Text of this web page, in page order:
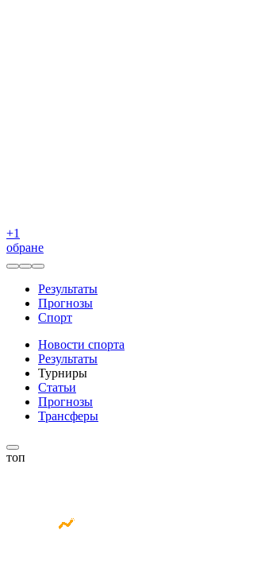
+1
обране
Результаты
Прогнозы
Спорт
Новости спорта
Результаты
Турниры
Статьи
Прогнозы
Трансферы
топ